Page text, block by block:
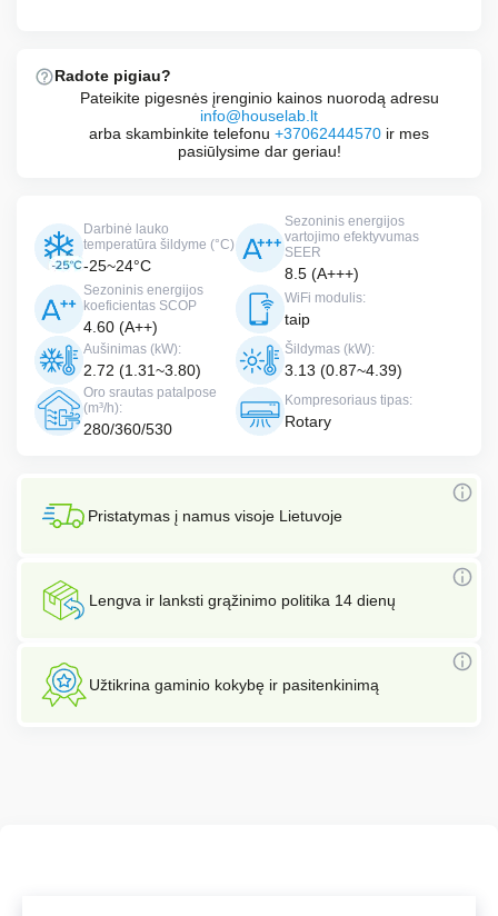
Radote pigiau?
Pateikite pigesnės įrenginio kainos nuorodą adresu
info@houselab.lt
arba skambinkite telefonu +37062444570 ir mes
pasiūlysime dar geriau!
Darbinė lauko
temperatūra šildyme (°C)
-25~24°C
Sezoninis energijos
vartojimo efektyvumas
SEER
8.5 (A+++)
Sezoninis energijos
koeficientas SCOP
4.60 (A++)
WiFi modulis:
taip
Aušinimas (kW):
2.72 (1.31~3.80)
Šildymas (kW):
3.13 (0.87~4.39)
Oro srautas patalpose
(m³/h):
280/360/530
Kompresoriaus tipas:
Rotary
Pristatymas į namus visoje Lietuvoje
Lengva ir lanksti grąžinimo politika 14 dienų
Užtikrina gaminio kokybę ir pasitenkinimą